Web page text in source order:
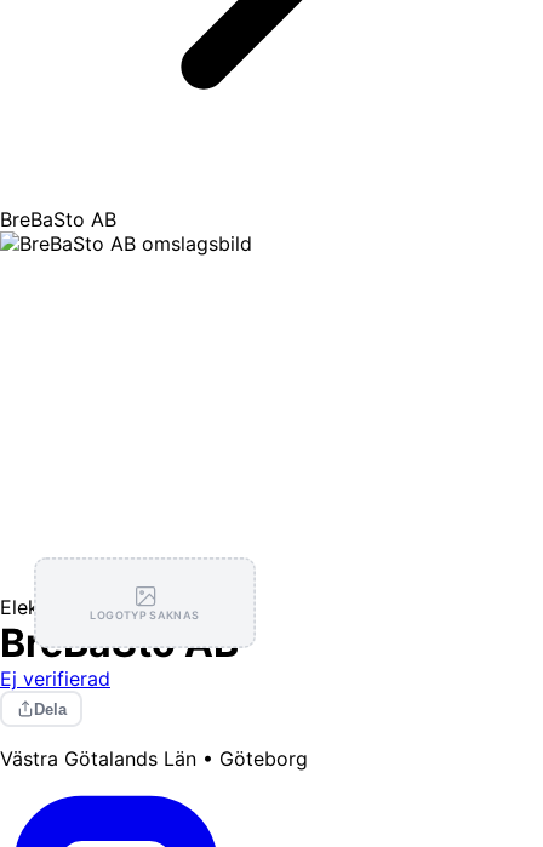
BreBaSto AB
LOGOTYP SAKNAS
Elektriker
BreBaSto AB
Ej verifierad
Dela
Västra Götalands Län • Göteborg